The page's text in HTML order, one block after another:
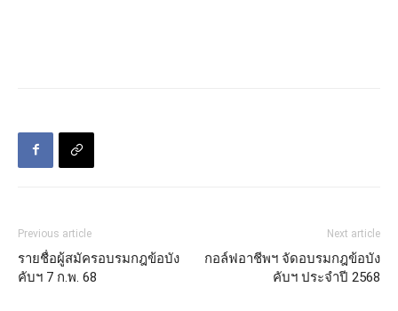
Previous article
รายชื่อผู้สมัครอบรมกฎข้อบัง
คับฯ 7 ก.พ. 68
Next article
กอล์ฟอาชีพฯ จัดอบรมกฎข้อบัง
คับฯ ประจำปี 2568